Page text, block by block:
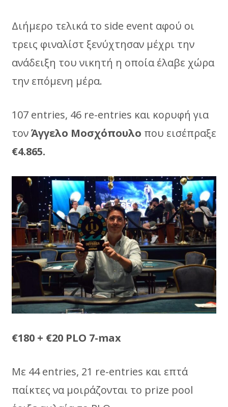
Διήμερο τελικά το side event αφού οι
τρεις φιναλίστ ξενύχτησαν μέχρι την
ανάδειξη του νικητή η οποία έλαβε χώρα
την επόμενη μέρα.
107 entries, 46 re-entries και κορυφή για
τονΆγγελο Μοσχόπουλο που εισέπραξε
€4.865.
€180 + €20 PLO 7-max
Με 44 entries, 21 re-entries και επτά
παίκτες να μοιράζονται το prize pool